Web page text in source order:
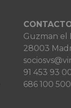
Guzman el
28003
91 453 93
686 100 500